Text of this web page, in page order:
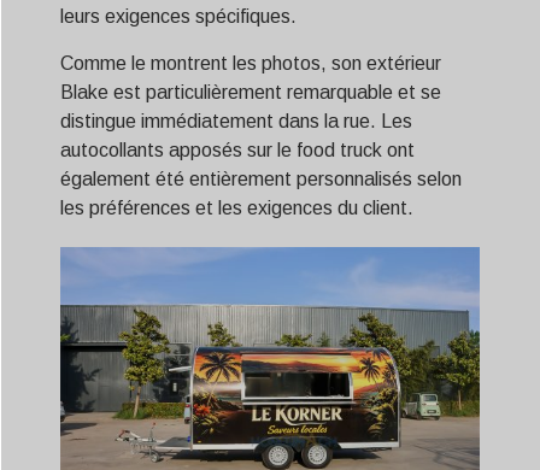
leurs exigences spécifiques.
Comme le montrent les photos, son extérieur
Blake est particulièrement remarquable et se
distingue immédiatement dans la rue. Les
autocollants apposés sur le food truck ont
également été entièrement personnalisés selon
les préférences et les exigences du client.